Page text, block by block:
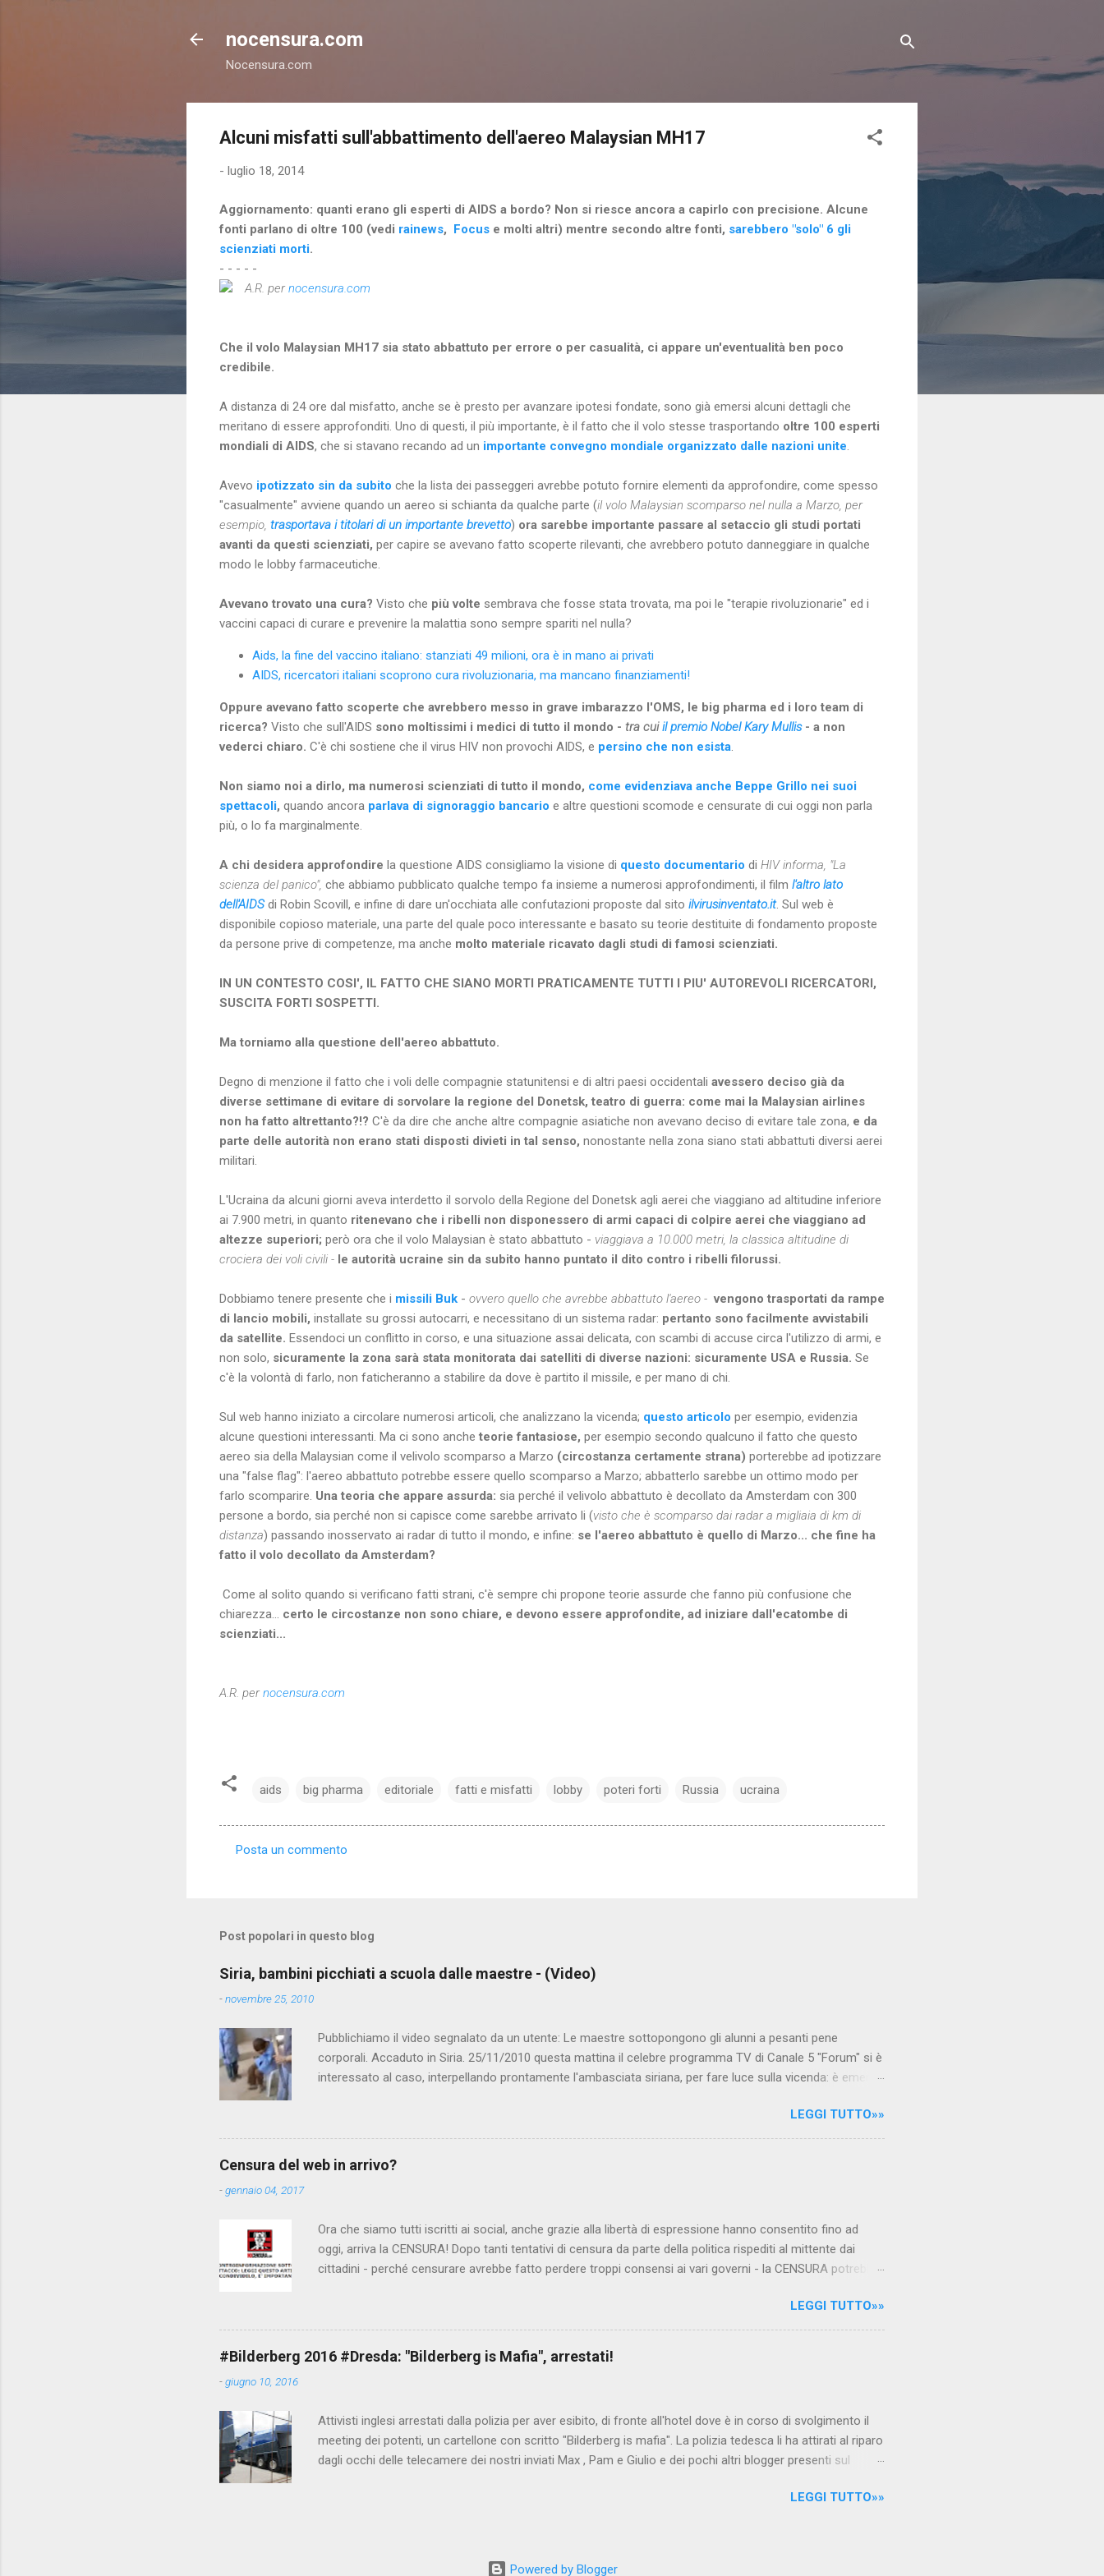
nocensura.com
Nocensura.com
Alcuni misfatti sull'abbattimento dell'aereo Malaysian MH17
- luglio 18, 2014
Aggiornamento: quanti erano gli esperti di AIDS a bordo? Non si riesce ancora a capirlo con precisione. Alcune
fonti parlano di oltre 100 (vedi rainews, Focus e molti altri) mentre secondo altre fonti, sarebbero "solo" 6 gli
scienziati morti.
- - - - -
A.R. pernocensura.com
Che il volo Malaysian MH17 sia stato abbattuto per errore o per casualità, ci appare un'eventualità ben poco
credibile.
A distanza di 24 ore dal misfatto, anche se è presto per avanzare ipotesi fondate, sono già emersi alcuni dettagli che
meritano di essere approfonditi. Uno di questi, il più importante, è il fatto che il volo stesse trasportando oltre 100 esperti
mondiali di AIDS, che si stavano recando ad un importante convegno mondiale organizzato dalle nazioni unite
Avevo ipotizzato sin da subito che la lista dei passeggeri avrebbe potuto fornire elementi da approfondire, come spesso
"casualmente" avviene quando un aereo si schianta da qualche parte (il volo Malaysian scomparso nel nulla a Marzo, per
esempio, trasportava i titolari di un importante brevetto) ora sarebbe importante passare al setaccio gli studi portati
avanti da questi scienziati, per capire se avevano fatto scoperte rilevanti, che avrebbero potuto danneggiare in qualche
modo le lobby farmaceutiche.
Avevano trovato una cura? Visto che più volte sembrava che fosse stata trovata, ma poi le "terapie rivoluzionarie" ed i
vaccini capaci di curare e prevenire la malattia sono sempre spariti nel nulla?
Aids, la fine del vaccino italiano: stanziati 49 milioni, ora è in mano ai privati
AIDS, ricercatori italiani scoprono cura rivoluzionaria, ma mancano finanziamenti!
Oppure avevano fatto scoperte che avrebbero messo in grave imbarazzo l'OMS, le big pharma ed i loro team di
ricerca? Visto che sull'AIDS sono moltissimi i medici di tutto il mondo - tra cuiil premio Nobel Kary Mullis- a non
vederci chiaro. C'è chi sostiene che il virus HIV non provochi AIDS, e persino che non esista
Non siamo noi a dirlo, ma numerosi scienziati di tutto il mondo, come evidenziava anche Beppe Grillo nei suoi
spettacoli, quando ancora parlava di signoraggio bancario e altre questioni scomode e censurate di cui oggi non parla
più, o lo fa marginalmente.
A chi desidera approfondire la questione AIDS consigliamo la visione di questo documentario di HIV informa, "La
scienza del panico", che abbiamo pubblicato qualche tempo fa insieme a numerosi approfondimenti, il film l'altro lato
dell'AIDS di Robin Scovill, e infine di dare un'occhiata alle confutazioni proposte dal sito ilvirusinventato.it. Sul web è
disponibile copioso materiale, una parte del quale poco interessante e basato su teorie destituite di fondamento proposte
da persone prive di competenze, ma anche molto materiale ricavato dagli studi di famosi scienziati.
IN UN CONTESTO COSI', IL FATTO CHE SIANO MORTI PRATICAMENTE TUTTI I PIU' AUTOREVOLI RICERCATORI,
SUSCITA FORTI SOSPETTI.
Ma torniamo alla questione dell'aereo abbattuto.
Degno di menzione il fatto che i voli delle compagnie statunitensi e di altri paesi occidentali avessero deciso già da
diverse settimane di evitare di sorvolare la regione del Donetsk, teatro di guerra: come mai la Malaysian airlines
non ha fatto altrettanto?!? C'è da dire che anche altre compagnie asiatiche non avevano deciso di evitare tale zona, e da
parte delle autorità non erano stati disposti divieti in tal senso, nonostante nella zona siano stati abbattuti diversi aerei
militari.
L'Ucraina da alcuni giorni aveva interdetto il sorvolo della Regione del Donetsk agli aerei che viaggiano ad altitudine inferiore
ai 7.900 metri, in quanto ritenevano che i ribelli non disponessero di armi capaci di colpire aerei che viaggiano ad
altezze superiori; però ora che il volo Malaysian è stato abbattuto - viaggiava a 10.000 metri, la classica altitudine di
crociera dei voli civili - le autorità ucraine sin da subito hanno puntato il dito contro i ribelli filorussi.
Dobbiamo tenere presente che i missili Buk - ovvero quello che avrebbe abbattuto l'aereo - vengono trasportati da rampe
di lancio mobili, installate su grossi autocarri, e necessitano di un sistema radar: pertanto sono facilmente avvistabili
da satellite. Essendoci un conflitto in corso, e una situazione assai delicata, con scambi di accuse circa l'utilizzo di armi, e
non solo, sicuramente la zona sarà stata monitorata dai satelliti di diverse nazioni: sicuramente USA e Russia. Se
c'è la volontà di farlo, non faticheranno a stabilire da dove è partito il missile, e per mano di chi.
Sul web hanno iniziato a circolare numerosi articoli, che analizzano la vicenda; questo articolo per esempio, evidenzia
alcune questioni interessanti. Ma ci sono anche teorie fantasiose, per esempio secondo qualcuno il fatto che questo
aereo sia della Malaysian come il velivolo scomparso a Marzo (circostanza certamente strana) porterebbe ad ipotizzare
una "false flag": l'aereo abbattuto potrebbe essere quello scomparso a Marzo; abbatterlo sarebbe un ottimo modo per
farlo scomparire. Una teoria che appare assurda: sia perché il velivolo abbattuto è decollato da Amsterdam con 300
persone a bordo, sia perché non si capisce come sarebbe arrivato li (visto che è scomparso dai radar a migliaia di km di
distanza) passando inosservato ai radar di tutto il mondo, e infine: se l'aereo abbattuto è quello di Marzo... che fine ha
fatto il volo decollato da Amsterdam?
Come al solito quando si verificano fatti strani, c'è sempre chi propone teorie assurde che fanno più confusione che
chiarezza... certo le circostanze non sono chiare, e devono essere approfondite, ad iniziare dall'ecatombe di
scienziati...
A.R. pernocensura.com
aids big pharma editoriale fatti e misfatti lobby poteri forti Russia ucraina
m
n
t
i
Posta un commento
Post popolari in questo blog
Siria, bambini picchiati a scuola dalle maestre - (Video)
-novembre 25, 2010
Pubblichiamo il video segnalato da un utente: Le maestre sottopongono gli alunni a pesanti pene
corporali. Accaduto in Siria. 25/11/2010 questa mattina il celebre programma TV di Canale 5 "Forum" si è
interessato al caso, interpellando prontamente l'ambasciata siriana, per fare luce sulla vicenda: è emerso
state punite e allontanate dalla scuola. LEGGI IL SERVIZIO . staff nocensura.com Condividi su Facebook
LEGGI TUTTO»»
Censura del web in arrivo?
-gennaio 04, 2017
Ora che siamo tutti iscritti ai social, anche grazie alla libertà di espressione hanno consentito fino ad
oggi, arriva la CENSURA! Dopo tanti tentativi di censura da parte della politica rispediti al mittente dai
cittadini - perché censurare avrebbe fatto perdere troppi consensi ai vari governi - la CENSURA potrebbe
AGCM (da non confondere con AGCOM) tra l'altro il momento è proprizio perché al governo non c'è più
Matteo Renzi ma il buon Renziloni , controfigura di Renzi messo li per mettere la faccia su quelle misure
che per l'ex sindaco di Firenze sarebbero state sconvenienti , dai miliardi da sborsare per le banche allo
sdoganamento della censura del web. Renzi è tornato a casa, a farsi riprendere mentre fa la spesa come
LEGGI TUTTO»»
#Bilderberg 2016 #Dresda: "Bilderberg is Mafia", arrestati!
-giugno 10, 2016
Attivisti inglesi arrestati dalla polizia per aver esibito, di fronte all'hotel dove è in corso di svolgimento il
meeting dei potenti, un cartellone con scritto "Bilderberg is mafia". La polizia tedesca li ha attirati al riparo
dagli occhi delle telecamere dei nostri inviati Max , Pam e Giulio e dei pochi altri blogger presenti sul
evitando che la scena fosse ripresa. E' quanto raccontano i nostri amici inviati durante l'ultimo
ordine mondiale : Dresda, espongono cartello "Bilderberg is mafia", arrestati!
LEGGI TUTTO»»
Powered by Blogger